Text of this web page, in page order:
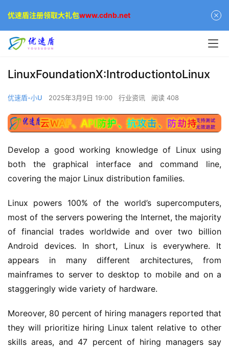
LinuxFoundationX:IntroductiontoLinux
优速盾-小U 2025年3月9日 19:00 行业资讯 阅读 408
Develop a good working knowledge of Linux using
both the graphical interface and command line,
covering the major Linux distribution families.
Linux powers 100% of the world’s supercomputers,
most of the servers powering the Internet, the majority
of financial trades worldwide and over two billion
Android devices. In short, Linux is everywhere. It
appears in many different architectures, from
mainframes to server to desktop to mobile and on a
staggeringly wide variety of hardware.
Moreover, 80 percent of hiring managers reported that
they will prioritize hiring Linux talent relative to other
skills areas, and 47 percent of hiring managers say
优速盾注册领取大礼包www.cdnb.net